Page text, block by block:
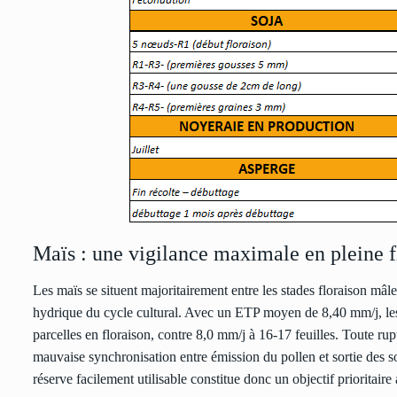
Maïs : une vigilance maximale en pleine
Les maïs se situent majoritairement entre les stades floraison
hydrique du cycle cultural. Avec un ETP moyen de 8,40 mm/j,
parcelles en floraison, contre 8,0 mm/j à 16-17 feuilles. Toute
mauvaise synchronisation entre émission du pollen et sortie des
réserve facilement utilisable constitue donc un objectif